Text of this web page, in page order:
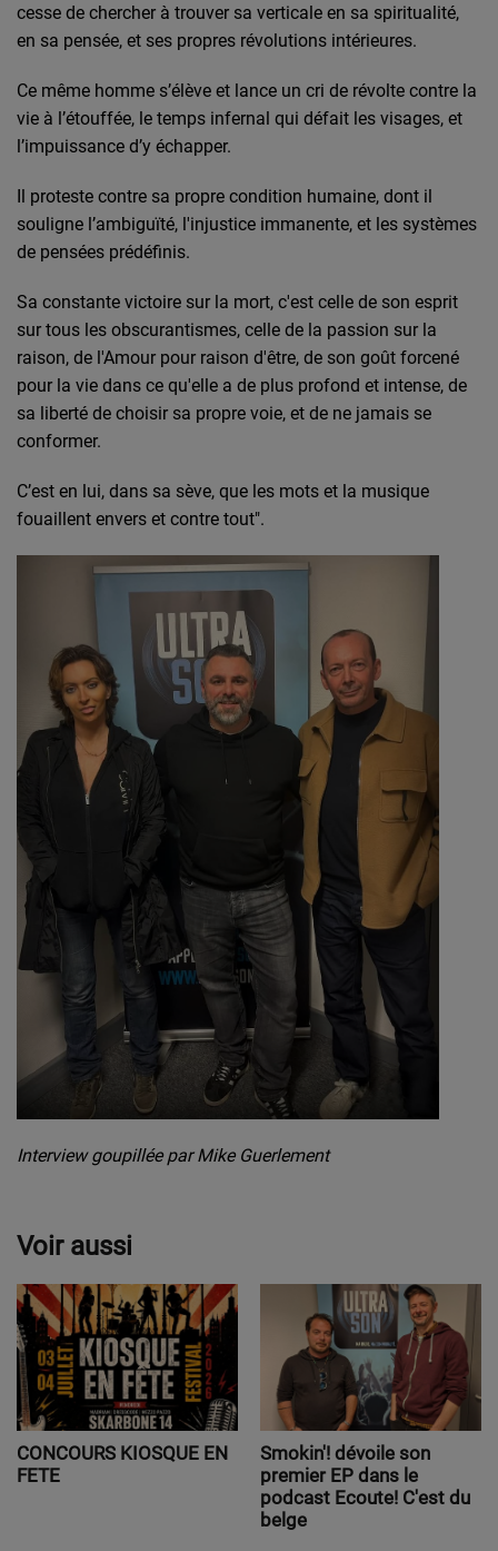
cesse de chercher à trouver sa verticale en sa spiritualité,
en sa pensée, et ses propres révolutions intérieures.
Ce même homme s’élève et lance un cri de révolte contre la
vie à l’étouffée, le temps infernal qui défait les visages, et
l’impuissance d’y échapper.
Il proteste contre sa propre condition humaine, dont il
souligne l’ambiguïté, l'injustice immanente, et les systèmes
de pensées prédéfinis.
Sa constante victoire sur la mort, c'est celle de son esprit
sur tous les obscurantismes, celle de la passion sur la
raison, de l'Amour pour raison d'être, de son goût forcené
pour la vie dans ce qu'elle a de plus profond et intense, de
sa liberté de choisir sa propre voie, et de ne jamais se
conformer.
C’est en lui, dans sa sève, que les mots et la musique
fouaillent envers et contre tout".
Interview goupillée par Mike Guerlement
Voir aussi
CONCOURS KIOSQUE EN
FETE
Smokin'! dévoile son
premier EP dans le
podcast Ecoute! C'est du
belge